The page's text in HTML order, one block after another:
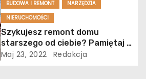
BUDOWA I REMONT
NARZĘDZIA
NIERUCHOMOŚCI
Szykujesz remont domu
starszego od ciebie? Pamiętaj o
kilku drobiazgach!
Maj 23, 2022 Redakcja